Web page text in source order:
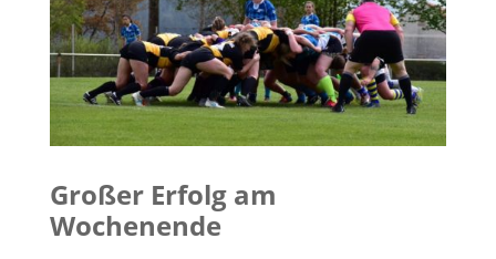
Großer Erfolg am
Wochenende